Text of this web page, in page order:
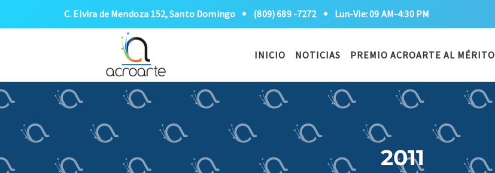
C. Elvira de Mendoza 152, Santo Domingo (809) 689 -7272 Lun-Vie: 09 AM-4:30 PM
INICIO NOTICIAS PREMIO ACROARTE AL MÉRITO
2011